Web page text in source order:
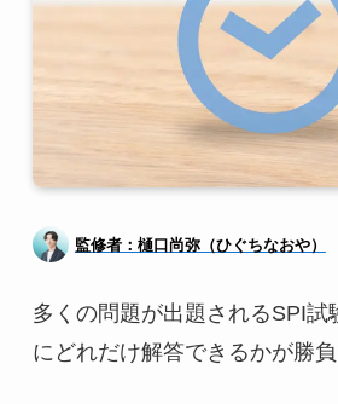
監修者：樋口尚弥（ひぐちなおや）
多くの問題が出題されるSPI試
にどれだけ解答できるかが勝負